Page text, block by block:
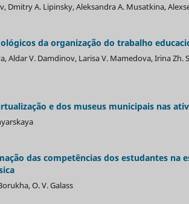
Dmitry A. Lipinsky, Aleksandra A. Musatkina,
da organização do trabalho
Aldar V. Damdinov, Larisa V. Mamedova, Irina Zh.
e dos museus municipais nas
das competências dos estudantes
O. V. Galass